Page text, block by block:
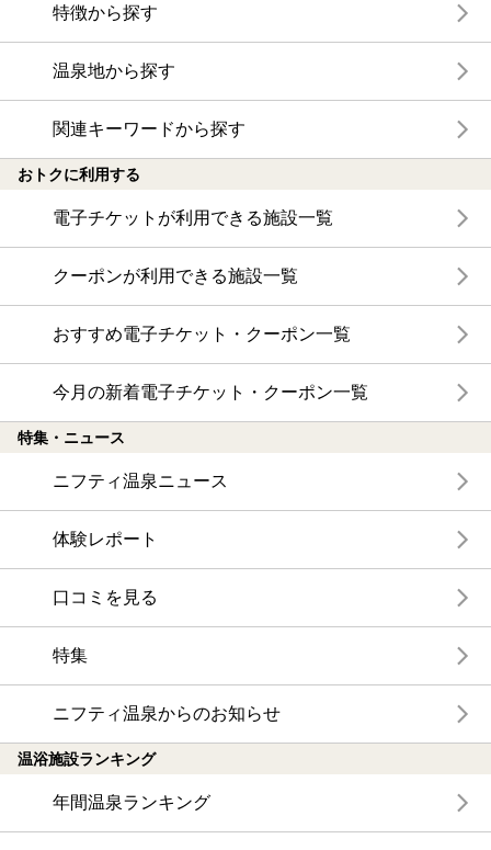
特徴から探す
温泉地から探す
関連キーワードから探す
おトクに利用する
電子チケットが利用できる施設一覧
クーポンが利用できる施設一覧
おすすめ電子チケット・クーポン一覧
今月の新着電子チケット・クーポン一覧
特集・ニュース
ニフティ温泉ニュース
体験レポート
口コミを見る
特集
ニフティ温泉からのお知らせ
温浴施設ランキング
年間温泉ランキング